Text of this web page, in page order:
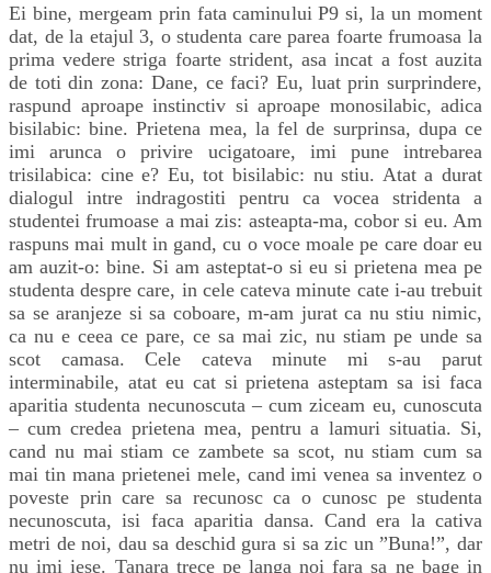
Ei bine, mergeam prin fata caminului P9 si, la un moment
dat, de la etajul 3, o studenta care parea foarte frumoasa la
prima vedere striga foarte strident, asa incat a fost auzita
de toti din zona: Dane, ce faci? Eu, luat prin surprindere,
raspund aproape instinctiv si aproape monosilabic, adica
bisilabic: bine. Prietena mea, la fel de surprinsa, dupa ce
imi arunca o privire ucigatoare, imi pune intrebarea
trisilabica: cine e? Eu, tot bisilabic: nu stiu. Atat a durat
dialogul intre indragostiti pentru ca vocea stridenta a
studentei frumoase a mai zis: asteapta-ma, cobor si eu. Am
raspuns mai mult in gand, cu o voce moale pe care doar eu
am auzit-o: bine. Si am asteptat-o si eu si prietena mea pe
studenta despre care, in cele cateva minute cate i-au trebuit
sa se aranjeze si sa coboare, m-am jurat ca nu stiu nimic,
ca nu e ceea ce pare, ce sa mai zic, nu stiam pe unde sa
scot camasa. Cele cateva minute mi s-au parut
interminabile, atat eu cat si prietena asteptam sa isi faca
aparitia studenta necunoscuta – cum ziceam eu, cunoscuta
– cum credea prietena mea, pentru a lamuri situatia. Si,
cand nu mai stiam ce zambete sa scot, nu stiam cum sa
mai tin mana prietenei mele, cand imi venea sa inventez o
poveste prin care sa recunosc ca o cunosc pe studenta
necunoscuta, isi faca aparitia dansa. Cand era la cativa
metri de noi, dau sa deschid gura si sa zic un ”Buna!”, dar
nu imi iese. Tanara trece pe langa noi fara sa ne bage in